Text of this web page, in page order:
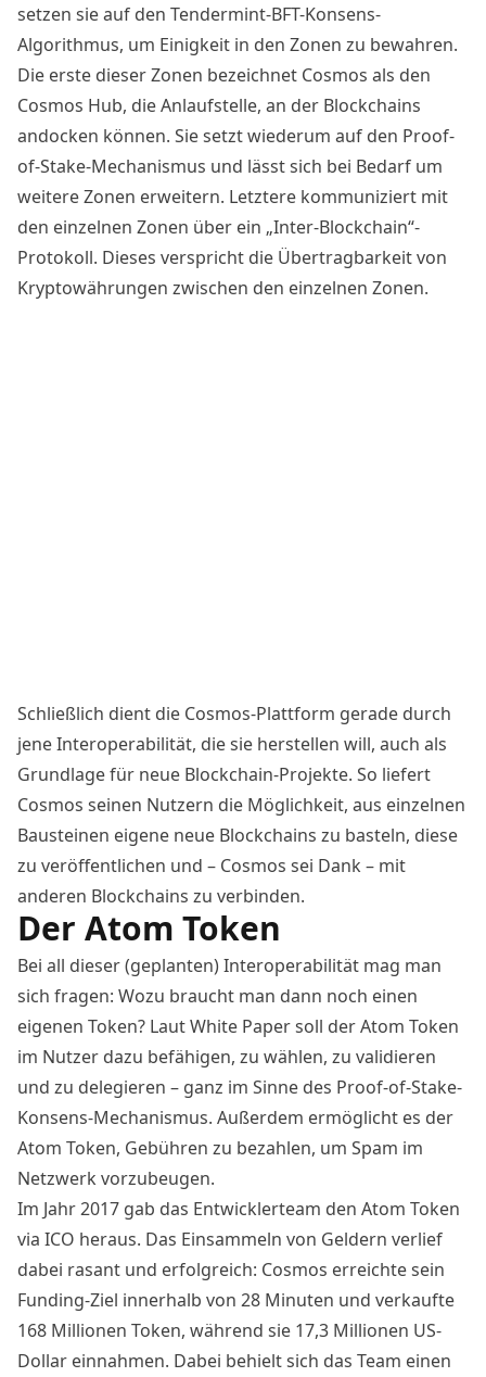
setzen sie auf den Tendermint-BFT-Konsens-
Algorithmus, um Einigkeit in den Zonen zu bewahren.
Die erste dieser Zonen bezeichnet Cosmos als den
Cosmos Hub, die Anlaufstelle, an der Blockchains
andocken können. Sie setzt wiederum auf den Proof-
of-Stake-Mechanismus und lässt sich bei Bedarf um
weitere Zonen erweitern. Letztere kommuniziert mit
den einzelnen Zonen über ein „Inter-Blockchain“-
Protokoll. Dieses verspricht die Übertragbarkeit von
Kryptowährungen zwischen den einzelnen Zonen.
Schließlich dient die Cosmos-Plattform gerade durch
jene Interoperabilität, die sie herstellen will, auch als
Grundlage für neue Blockchain-Projekte. So liefert
Cosmos seinen Nutzern die Möglichkeit, aus einzelnen
Bausteinen eigene neue Blockchains zu basteln, diese
zu veröffentlichen und – Cosmos sei Dank – mit
anderen Blockchains zu verbinden.
Der Atom Token
Bei all dieser (geplanten) Interoperabilität mag man
sich fragen: Wozu braucht man dann noch einen
eigenen Token? Laut White Paper soll der Atom Token
im Nutzer dazu befähigen, zu wählen, zu validieren
und zu delegieren – ganz im Sinne des Proof-of-Stake-
Konsens-Mechanismus. Außerdem ermöglicht es der
Atom Token, Gebühren zu bezahlen, um Spam im
Netzwerk vorzubeugen.
Im Jahr 2017 gab das Entwicklerteam den Atom Token
via ICO heraus. Das Einsammeln von Geldern verlief
dabei rasant und erfolgreich: Cosmos erreichte sein
Funding-Ziel innerhalb von 28 Minuten und verkaufte
168 Millionen Token, während sie 17,3 Millionen US-
Dollar einnahmen. Dabei behielt sich das Team einen